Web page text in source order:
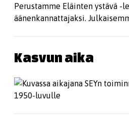
Perustamme Eläinten ystävä -
äänenkannattajaksi.
Kasvun aika